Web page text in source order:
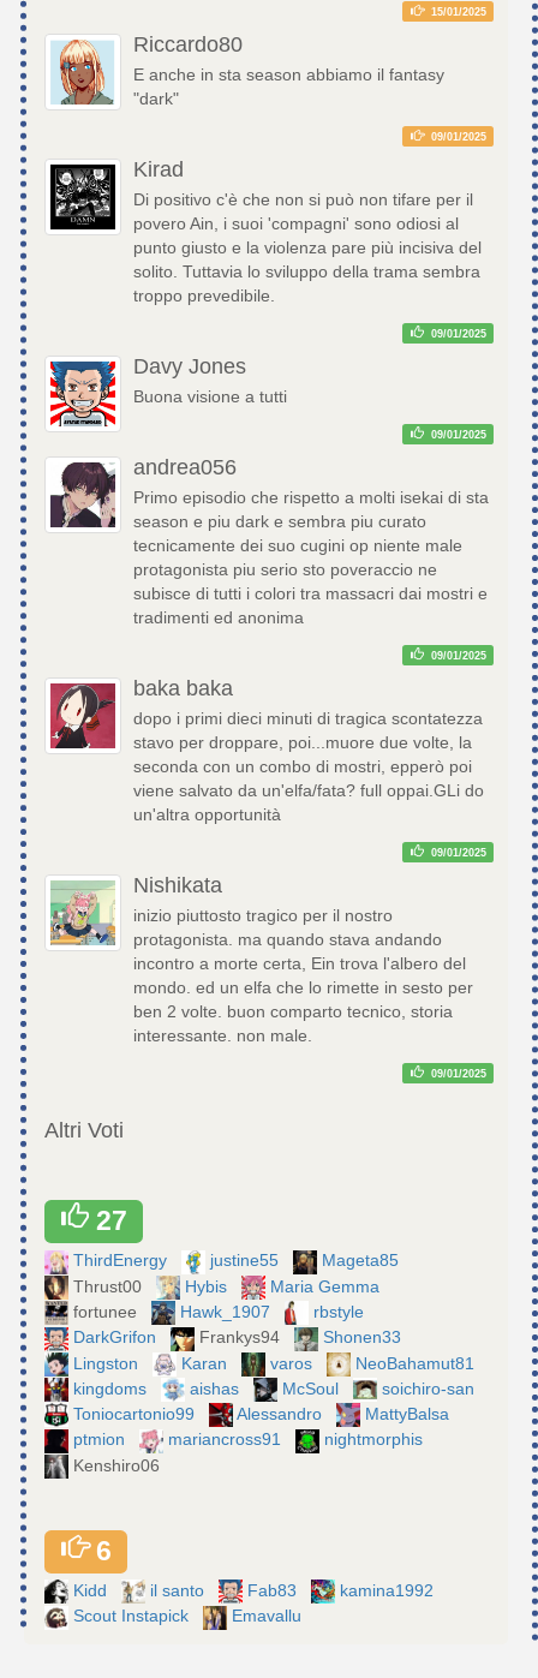
15/01/2025
Riccardo80
E anche in sta season abbiamo il fantasy
"dark"
09/01/2025
Kirad
Di positivo c'è che non si può non tifare per il
povero Ain, i suoi 'compagni' sono odiosi al
punto giusto e la violenza pare più incisiva del
solito. Tuttavia lo sviluppo della trama sembra
troppo prevedibile.
09/01/2025
Davy Jones
Buona visione a tutti
09/01/2025
andrea056
Primo episodio che rispetto a molti isekai di sta
season e piu dark e sembra piu curato
tecnicamente dei suo cugini op niente male
protagonista piu serio sto poveraccio ne
subisce di tutti i colori tra massacri dai mostri e
tradimenti ed anonima
09/01/2025
baka baka
dopo i primi dieci minuti di tragica scontatezza
stavo per droppare, poi...muore due volte, la
seconda con un combo di mostri, epperò poi
viene salvato da un'elfa/fata? full oppai.GLi do
un'altra opportunità
09/01/2025
Nishikata
inizio piuttosto tragico per il nostro
protagonista. ma quando stava andando
incontro a morte certa, Ein trova l'albero del
mondo. ed un elfa che lo rimette in sesto per
ben 2 volte. buon comparto tecnico, storia
interessante. non male.
09/01/2025
Altri Voti
27
ThirdEnergy justine55
Mageta85
Thrust00
Hybis
Maria Gemma
fortunee
Hawk_1907
rbstyle
DarkGrifon
Frankys94
Shonen33
Lingston
Karan varos
NeoBahamut81
kingdoms
aishas McSoul
soichiro-san
Toniocartonio99
Alessandro
MattyBalsa
ptmion
mariancross91
nightmorphis
Kenshiro06
6
Kidd il santo Fab83
kamina1992
Scout Instapick
Emavallu